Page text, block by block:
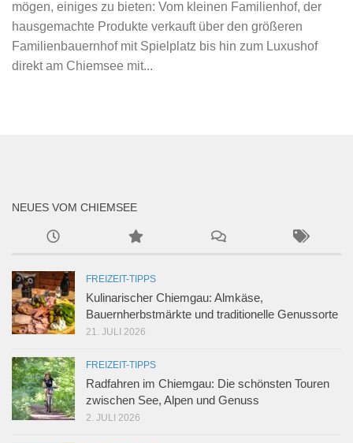
mögen, einiges zu bieten: Vom kleinen Familienhof, der
hausgemachte Produkte verkauft über den größeren
Familienbauernhof mit Spielplatz bis hin zum Luxushof
direkt am Chiemsee mit...
NEUES VOM CHIEMSEE
FREIZEIT-TIPPS
Kulinarischer Chiemgau: Almkäse,
Bauernherbstmärkte und traditionelle Genussorte
21. JULI 2026
FREIZEIT-TIPPS
Radfahren im Chiemgau: Die schönsten Touren
zwischen See, Alpen und Genuss
2. JULI 2026